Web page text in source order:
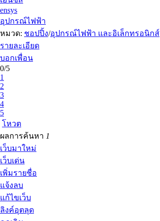
ensys
อุปกรณ์ไฟฟ้า
หมวด: ชอปปิ้ง/อุปกรณ์ไฟฟ้า และอิเล็กทรอนิกส์
รายละเอียด
บอกเพื่อน
0/5
1
2
3
4
5
โหวต
ผลการค้นหา 1
เว็บมาใหม่
เว็บเด่น
เพิ่มรายชื่อ
แจ้งลบ
แก้ไขเว็บ
ลิงค์อุตลุด